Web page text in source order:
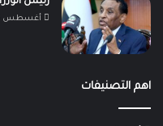
أغسطس 6, 2026
اهم التصنيفات